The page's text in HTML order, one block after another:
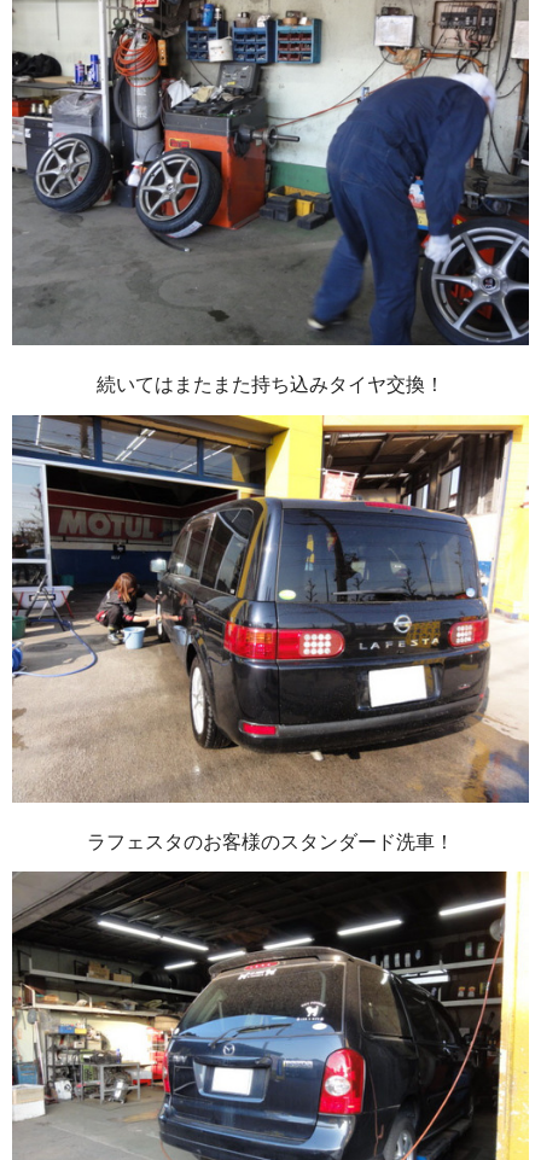
続いてはまたまた持ち込みタイヤ交換！
ラフェスタのお客様のスタンダード洗車！